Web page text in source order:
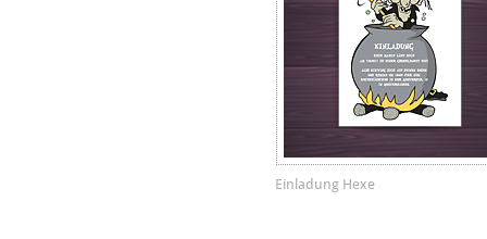
Einladung Hexe